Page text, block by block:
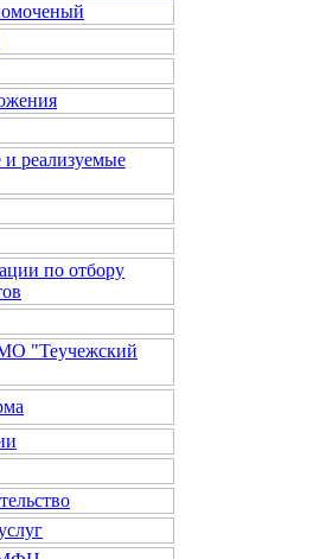
реализуемые
по отбору
"Теучежский